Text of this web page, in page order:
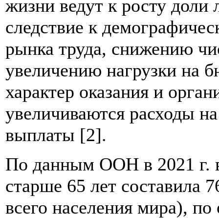
жизни ведут к росту доли
следствие к
рынка труда, снижению
увеличению нагрузки на
характер оказания и
увеличиваются расходы
выплаты [2].
По данным ООН в 2021 г.
старше 65 лет составила
всего населения мира),